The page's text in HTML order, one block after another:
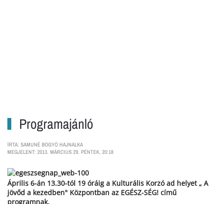
Programajánló
ÍRTA: SAMUNÉ BOGYÓ HAJNALKA
MEGJELENT: 2013. MÁRCIUS 29. PÉNTEK, 20:18
Április 6-án 13.30-tól 19 óráig a Kulturális Korzó ad helyet „ A
jövőd a kezedben" Központban az EGÉSZ-SÉG! című
programnak.